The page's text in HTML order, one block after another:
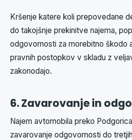
Kršenje katere koli prepovedane
do takojšnje prekinitve najema,
odgovornosti za morebitno škodo
pravnih postopkov v skladu z
zakonodajo.
6. Zavarovanje in
Najem avtomobila preko
zavarovanje odgovornosti do